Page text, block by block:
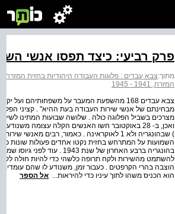
פרק רביעי: כיצד תפסו אנשי
מתוך:צבא עבדים : פלוגות העבודה היהודיות בחזית המזרח, 1941 - 1945
המזרח, 1941 - 1945
צבא עבדים 168 מהשפעת המעבר על משפחותיהם
מבחינתם של אנשי שירות העבודה בעת ההיא" . קציני
מצרכים בשביל הפלוגה כולה . שלושה שבועות המתינו
) שבהונגריה ולא 1 לאוקראינה . כאמור, רבים
השמועות על המתרחש בחזית נקטו אחדים פעולות שונות
בהונגריה ברבע האחרון של
להשתמט מהשירות ולקח תרופה כלשהי כדי להיות חולה
הוצבה בהרי הקרפטים . כעבור זמן, משנודע לו שהם
הוא הכניס משהו לתוך עיניו כדי להיראות... אל הספר